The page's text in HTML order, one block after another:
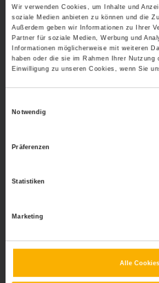
Wir verwenden Cookies, um Inhalte und
soziale Medien anbieten zu können und die
Außerdem geben wir Informationen zu Ihrer
Partner für soziale Medien, Werbung und
Informationen möglicherweise mit weiteren
haben oder die sie im Rahmen Ihrer Nutzung
Einwilligung zu unseren Cookies, wenn Sie
Notwendig
Präferenzen
Statistiken
Marketing
Alle
und -prozesse selbstständig
Außerdem kann es ratsam
für Gemeinschaftsräume
Verhalten in der Küche)
Die Wichtigkeit von
arbeiten produktiver
und
allgemeine
Lesern können nicht
Rechtsberatung handeln
Rechtsfrage haben sollten,
Rechtsanwalt oder an die
Dank für Ihr